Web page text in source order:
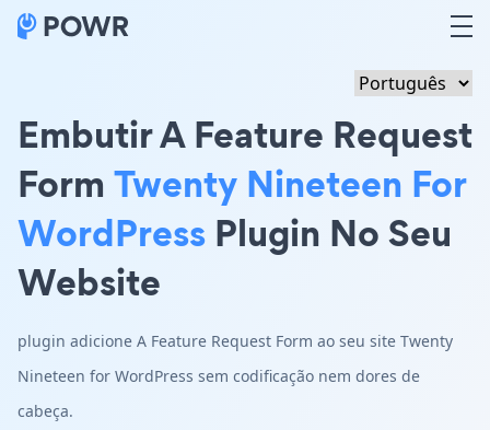
Embutir A Feature Request
Form Twenty Nineteen For
WordPress Plugin No Seu
Website
plugin adicione A Feature Request Form ao seu site Twenty
Nineteen for WordPress sem codificação nem dores de
cabeça.